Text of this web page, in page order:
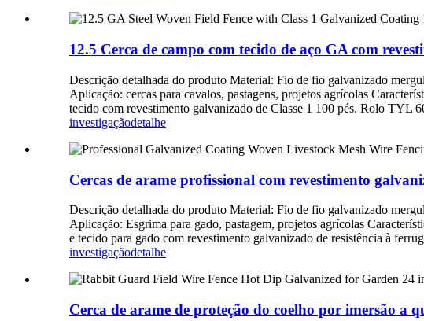
12.5 Cerca de campo com tecido de aço GA com
Descrição detalhada do produto Material: Fio de fio galvanizado
Aplicação: cercas para cavalos, pastagens, projetos agrícolas
tecido com revestimento galvanizado de Classe 1 100 pés. Rolo TYL
investigaçãodetalhe
Cercas de arame profissional com revestimento
Descrição detalhada do produto Material: Fio de fio galvanizado
Aplicação: Esgrima para gado, pastagem, projetos agrícolas
e tecido para gado com revestimento galvanizado de resistência à
investigaçãodetalhe
Cerca de arame de proteção do coelho por imersão a